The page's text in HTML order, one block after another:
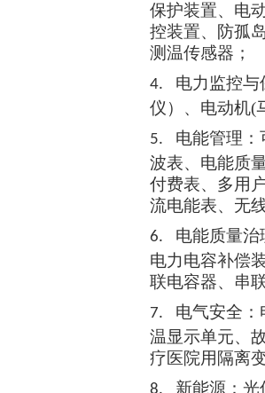
保护装置、电
控装置、防孤
测温传感器 ；
4.
电力监控
仪）、电动机(
5.
电能管理
波表、电能质
付费表、多用
流电能表、无
6.
电能质量
电力电容补偿
联电容器、串
7.
电气安全
温显示单元、
疗医院用隔离
新能源：